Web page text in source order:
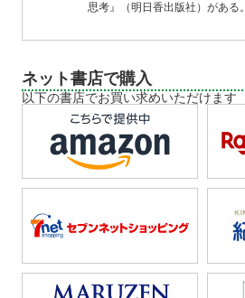
思考』（明日香出版社）がある。
ネット書店で購入
以下の書店でお買い求めいただけます